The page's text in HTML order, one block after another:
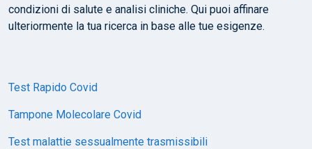
condizioni di salute e analisi cliniche. Qui puoi affinare
ulteriormente la tua ricerca in base alle tue esigenze.
Test Rapido Covid
Tampone Molecolare Covid
Test malattie sessualmente trasmissibili